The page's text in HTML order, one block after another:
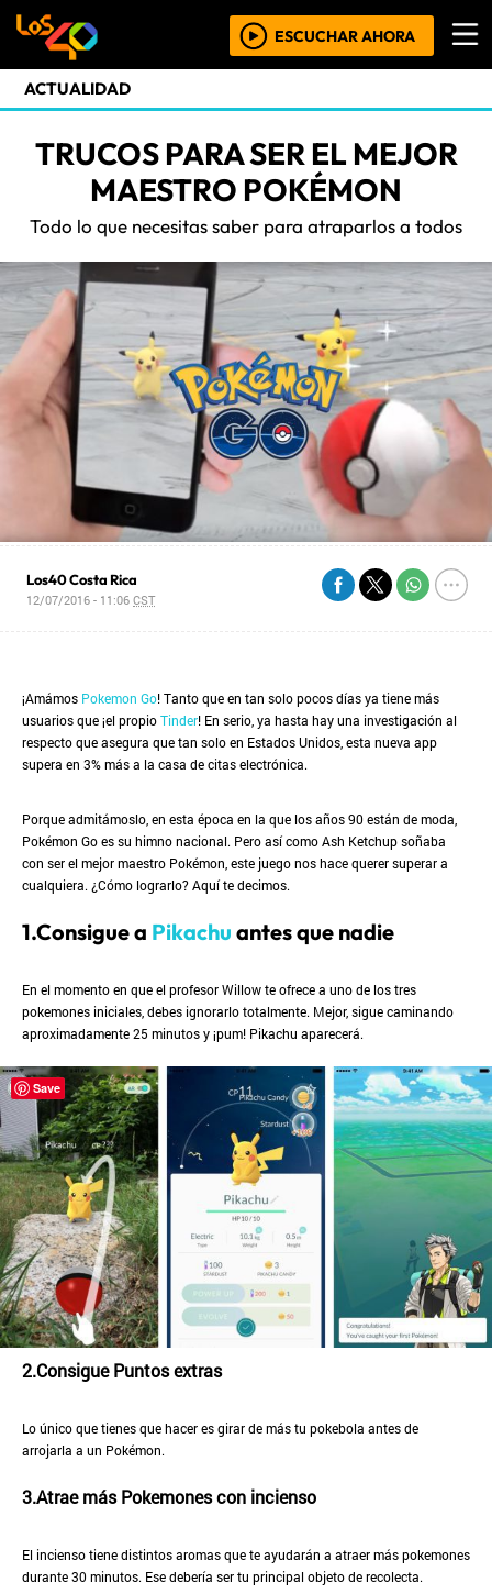
ESCUCHAR AHORA
ACTUALIDAD
TRUCOS PARA SER EL MEJOR
MAESTRO POKÉMON
Todo lo que necesitas saber para atraparlos a todos
Los40 Costa Rica
12/07/2016 - 11:06CST
¡Amámos Pokemon Go! Tanto que en tan solo pocos días ya tiene más
usuarios que ¡el propioTinder! En serio, ya hasta hay una investigación al
respecto que asegura que tan solo en Estados Unidos, esta nueva app
supera en 3% más a la casa de citas electrónica.
Porque admitámoslo, en esta época en la que los años 90 están de moda,
Pokémon Go es su himno nacional. Pero así como Ash Ketchup soñaba
con ser el mejor maestro Pokémon, este juego nos hace querer superar a
cualquiera. ¿Cómo lograrlo? Aquí te decimos.
1.Consigue a Pikachu antes que nadie
En el momento en que el profesor Willow te ofrece a uno de los tres
pokemones iniciales, debes ignorarlo totalmente. Mejor, sigue caminando
aproximadamente 25 minutos y ¡pum! Pikachu aparecerá.
2.Consigue Puntos extras
Lo único que tienes que hacer es girar de más tu pokebola antes de
arrojarla a un Pokémon.
3.Atrae más Pokemones con incienso
El incienso tiene distintos aromas que te ayudarán a atraer más pokemones
durante 30 minutos. Ese debería ser tu principal objeto de recolecta.
Save